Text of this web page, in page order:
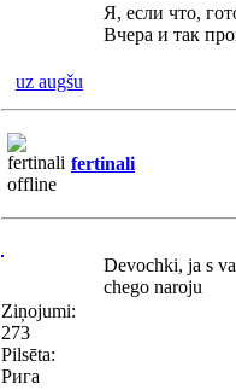
Я, если что,
Вчера и так
uz augšu
fertinali
Ziņojumi:
273
Pilsēta:
Рига
Devochki, ja s
chego naroju